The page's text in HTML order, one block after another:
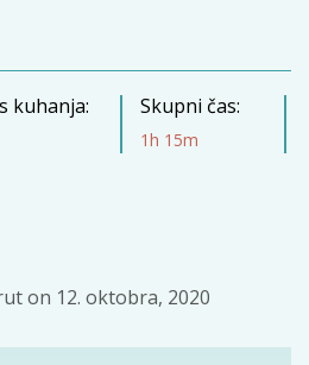
kuhanja: Skupni čas:
1h 15m
on 12. oktobra, 2020